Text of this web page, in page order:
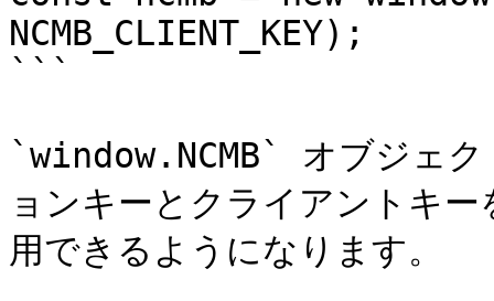
NCMB_CLIENT_KEY);
```
`window.NCMB` オブジェク
ョンキーとクライアントキー
用できるようになります。